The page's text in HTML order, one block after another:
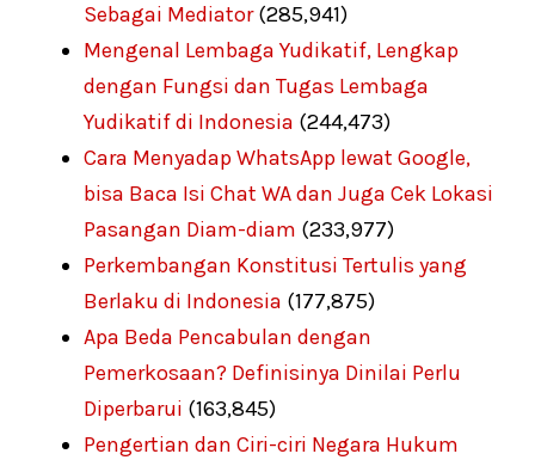
Sebagai Mediator (285,941)
Mengenal Lembaga Yudikatif, Lengkap
dengan Fungsi dan Tugas Lembaga
Yudikatif di Indonesia (244,473)
Cara Menyadap WhatsApp lewat Google,
bisa Baca Isi Chat WA dan Juga Cek Lokasi
Pasangan Diam-diam (233,977)
Perkembangan Konstitusi Tertulis yang
Berlaku di Indonesia (177,875)
Apa Beda Pencabulan dengan
Pemerkosaan? Definisinya Dinilai Perlu
Diperbarui (163,845)
Pengertian dan Ciri-ciri Negara Hukum